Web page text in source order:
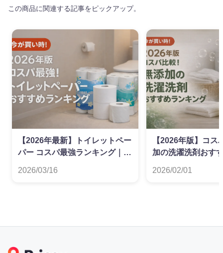
この商品に関連する記事をピックアップ。
【2026年最新】トイレットペー
パー コスパ最強ランキング｜ダ
2026/03/16
【2026年版】コス
加の洗濯洗剤おす
2026/02/01